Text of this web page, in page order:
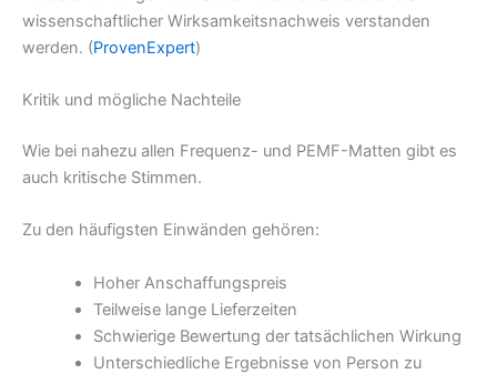
wissenschaftlicher Wirksamkeitsnachweis verstanden
werden. (ProvenExpert)
Kritik und mögliche Nachteile
Wie bei nahezu allen Frequenz- und PEMF-Matten gibt es
auch kritische Stimmen.
Zu den häufigsten Einwänden gehören:
Hoher Anschaffungspreis
Teilweise lange Lieferzeiten
Schwierige Bewertung der tatsächlichen Wirkung
Unterschiedliche Ergebnisse von Person zu